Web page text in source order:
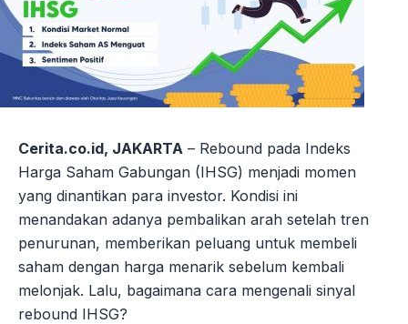
Cerita.co.id, JAKARTA – Rebound pada Indeks
Harga Saham Gabungan (IHSG) menjadi momen
yang dinantikan para investor. Kondisi ini
menandakan adanya pembalikan arah setelah tren
penurunan, memberikan peluang untuk membeli
saham dengan harga menarik sebelum kembali
melonjak. Lalu, bagaimana cara mengenali sinyal
rebound IHSG?